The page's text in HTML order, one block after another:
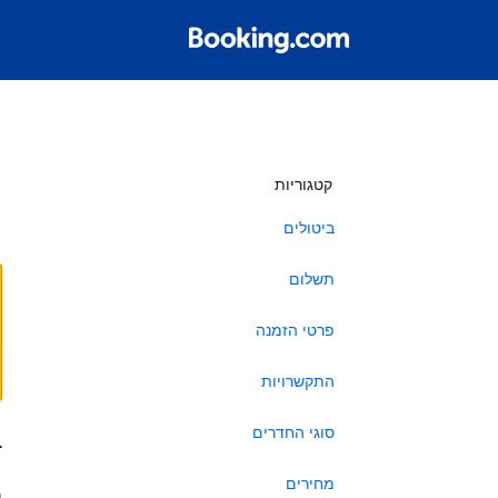
קטגוריות
ביטולים
תשלום
פרטי הזמנה
התקשרויות
סוגי החדרים
מחירים